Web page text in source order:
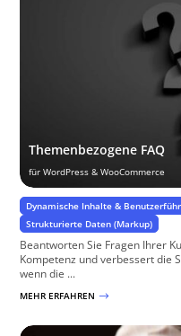
Themenbezogene FAQ
für WordPress & WooCommerce
Dynamische Inhalte &
Strukturierte Daten (Markup)
Beantworten Sie Fragen Ihrer
Kompetenz und verbessert die
wenn die ...
MEHR ERFAHREN $